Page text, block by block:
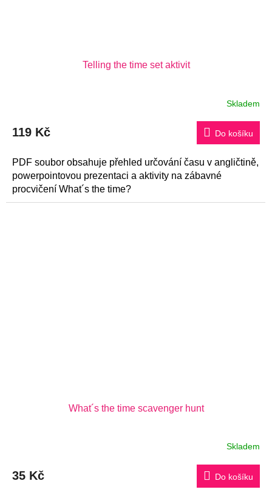
Telling the time set aktivit
je
5
hvězdiček.
Skladem
119 Kč Do košíku
PDF soubor obsahuje přehled určování času v angličtině,
powerpointovou prezentaci a aktivity na zábavné
procvičení What´s the time?
What´s the time scavenger hunt
Skladem
35 Kč Do košíku